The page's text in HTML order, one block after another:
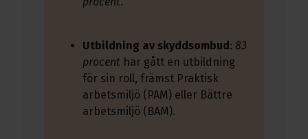
Utbildning av skyddsombud: 83
procent har gått en utbildning
för sin roll, främst Praktisk
arbetsmiljö (PAM) eller Bättre
arbetsmiljö (BAM).